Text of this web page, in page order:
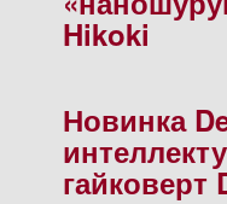
Hikoki
Новинка
гайковерт